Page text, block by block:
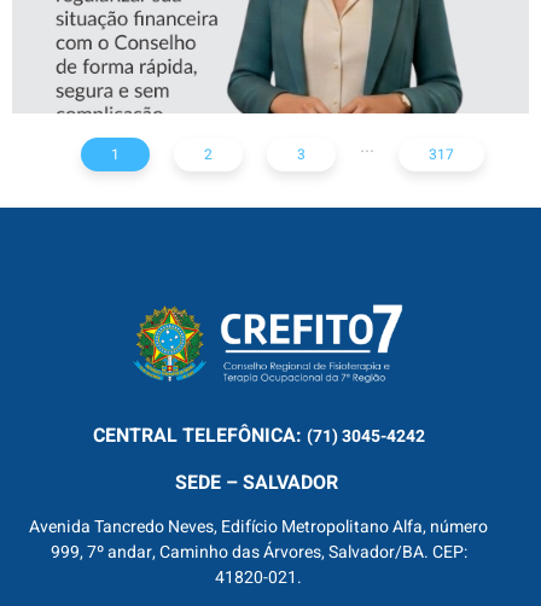
1 2 3 ... 317
CENTRALTELEFÔNICA: (71) 3045-4242
SEDE – SALVADOR
Avenida Tancredo Neves, Edifício Metropolitano Alfa, número
999, 7º andar, Caminho das Árvores, Salvador/BA. CEP:
41820-021.